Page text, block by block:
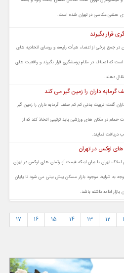
صنفی عکاسی در تهران شده است.
قرار بگیرند
در جمع برخی از اعضاء هیأت رئیسه و روسای اتحادیه های
که اصناف در مقام پرسشگری قرار بگیرند و واقعیت های
دهند.
داران را زمین گیر می کند
گفت؛ تربیت بدنی کم کم صنف گرمابه داران را زمین گیر
حمام در مکان های ورزشی باید ترتیبی اتخاذ کند که از
دریافت نمایند.
لوکس در تهران
تهران با بیان اینکه قیمت آپارتمان های لوکس در تهران
به شرایط موجود بازار مسکن پیش بینی می شود تا پایان
12
13
14
15
16
17